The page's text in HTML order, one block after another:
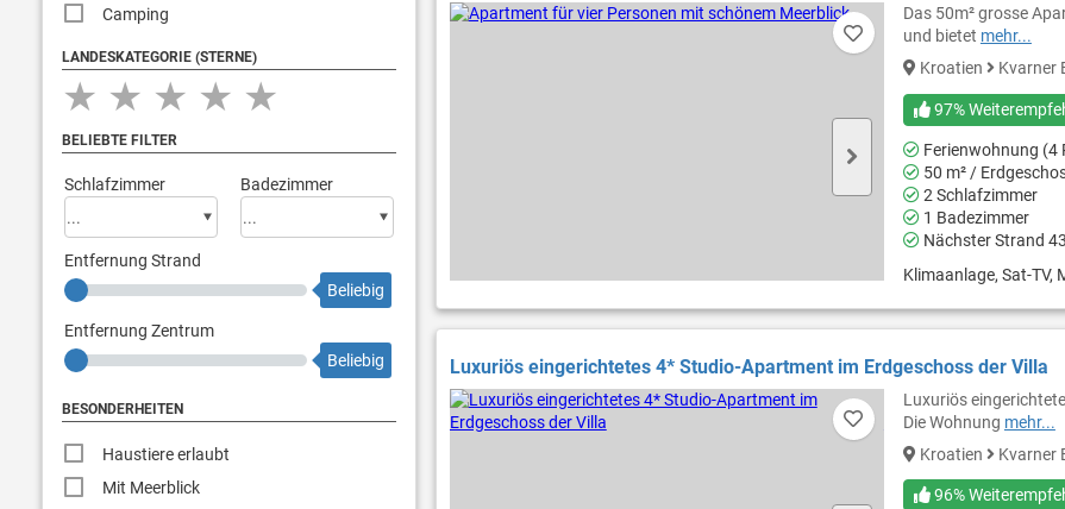
Camping
LANDESKATEGORIE (STERNE)
★
★
★
★
★
BELIEBTE FILTER
Schlafzimmer Badezimmer
Entfernung Strand
Beliebig
Entfernung Zentrum
Beliebig
BESONDERHEITEN
Haustiere erlaubt
Mit Meerblick
Das 50m² grosse
und bietet mehr...
Kroatien
Kvarner
97%
Ferienwohnung (4
50 m² /
2 Schlafzimmer
1 Badezimmer
Nächster Strand
Klimaanlage, Sat-TV,
Luxuriös eingerichtetes 4* Studio-Apartment im Erdgeschoss der Villa
Luxuriös
Die Wohnung mehr...
Kroatien
Kvarner
96%